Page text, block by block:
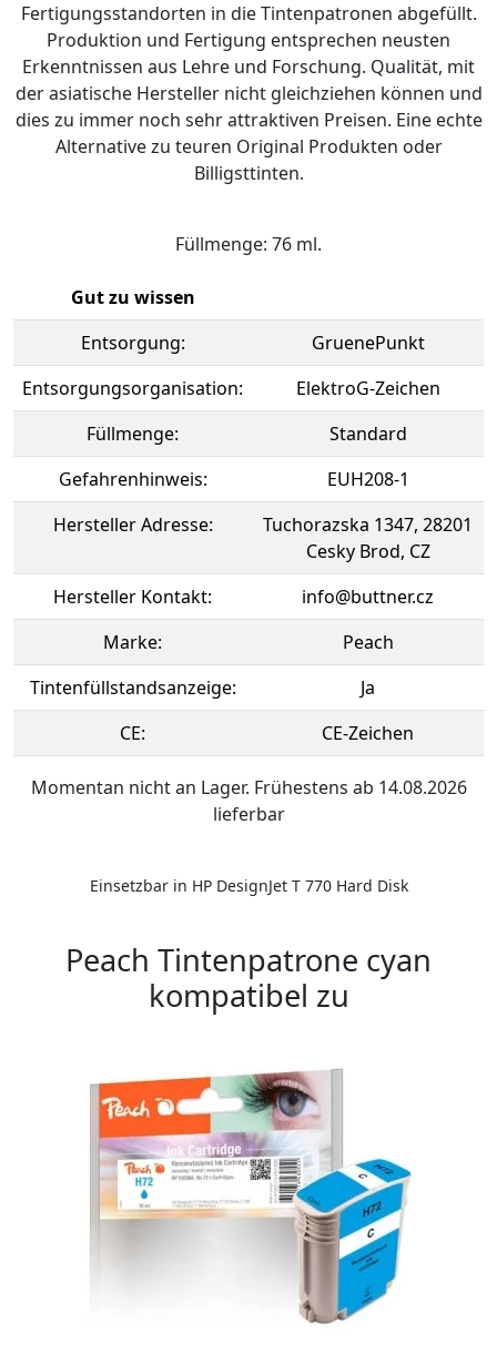
Fertigungsstandorten in die Tintenpatronen abgefüllt.
Produktion und Fertigung entsprechen neusten
Erkenntnissen aus Lehre und Forschung. Qualität, mit
der asiatische Hersteller nicht gleichziehen können und
dies zu immer noch sehr attraktiven Preisen. Eine echte
Alternative zu teuren Original Produkten oder
Billigsttinten.
Füllmenge: 76 ml.
Gut zu wissen
Entsorgung:
GruenePunkt
Entsorgungsorganisation:
ElektroG-Zeichen
Füllmenge:
Standard
Gefahrenhinweis:
EUH208-1
Hersteller Adresse:
Tuchorazska 1347, 28201
Cesky Brod, CZ
Hersteller Kontakt:
info@buttner.cz
Marke:
Peach
Tintenfüllstandsanzeige:
Ja
CE:
CE-Zeichen
Momentan nicht an Lager. Frühestens ab 14.08.2026
lieferbar
Einsetzbar in HP DesignJet T 770 Hard Disk
Peach Tintenpatrone cyan
kompatibel zu